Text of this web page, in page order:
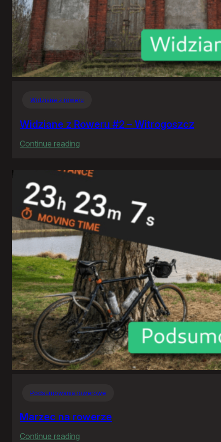
Widziane z roweru
Widziane z Roweru #2 – Witrogoszcz
Continue reading
z
#2
–
Witrogoszcz
Podsumowania rowerowe
Marzec na rowerze
Continue reading